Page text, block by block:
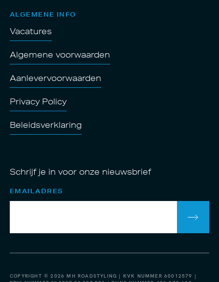
ALGEMENE INFO
Vacatures
Algemene voorwaarden
Aanlevervoorwaarden
Privacy Policy
Beleidsverklaring
Schrijf je in voor onze nieuwsbrief
EMAILADRES
COPYRIGHT © 2026 MH ROADSTYLING | KVK NUMMER 60012579 |